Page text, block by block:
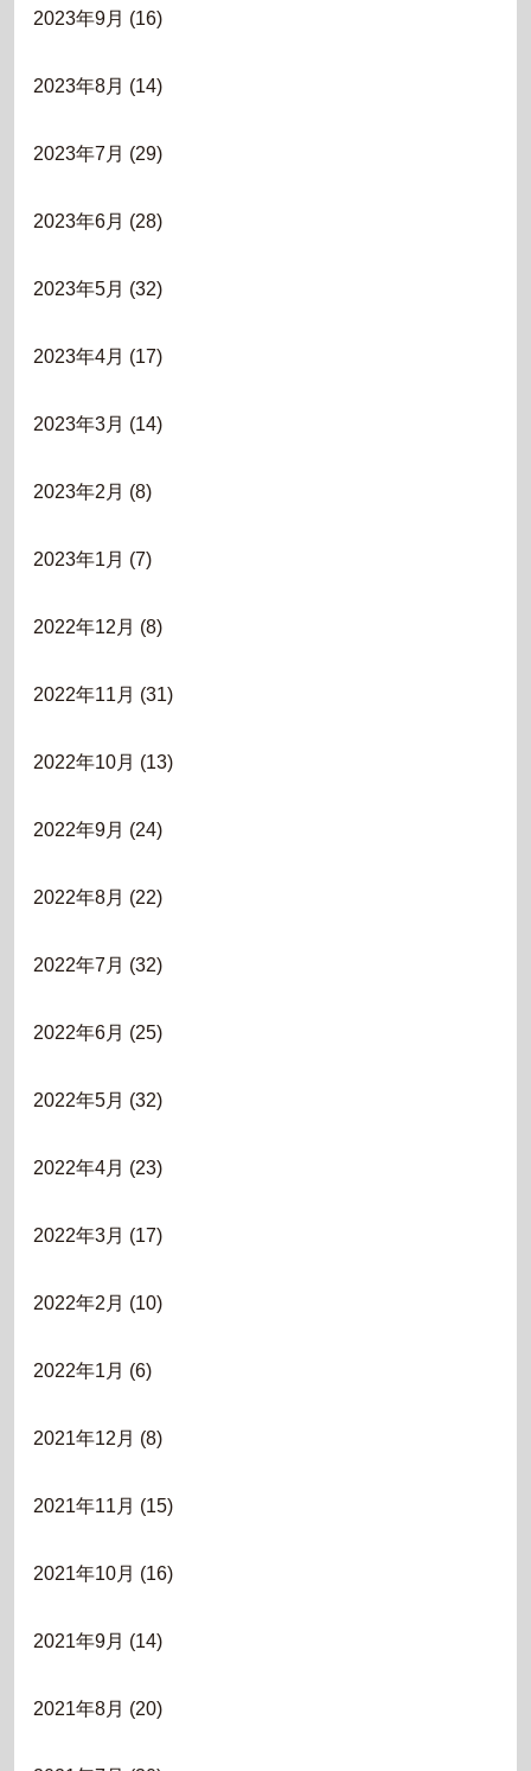
2023年9月 (16)
2023年8月 (14)
2023年7月 (29)
2023年6月 (28)
2023年5月 (32)
2023年4月 (17)
2023年3月 (14)
2023年2月 (8)
2023年1月 (7)
2022年12月 (8)
2022年11月 (31)
2022年10月 (13)
2022年9月 (24)
2022年8月 (22)
2022年7月 (32)
2022年6月 (25)
2022年5月 (32)
2022年4月 (23)
2022年3月 (17)
2022年2月 (10)
2022年1月 (6)
2021年12月 (8)
2021年11月 (15)
2021年10月 (16)
2021年9月 (14)
2021年8月 (20)